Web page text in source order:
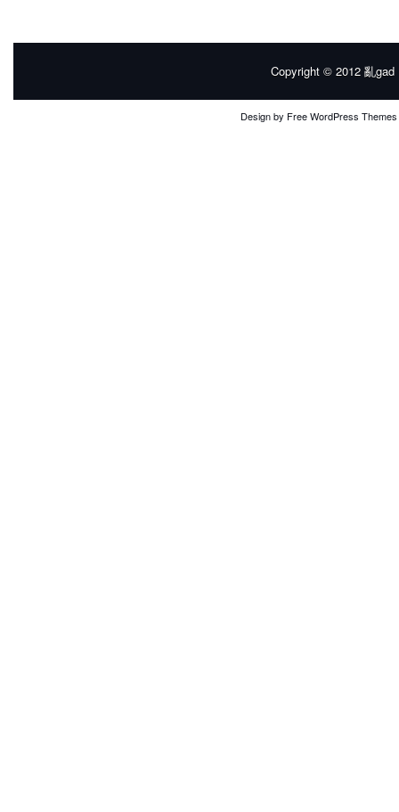
Copyright © 2012 亂gad
Design by Free WordPress Themes